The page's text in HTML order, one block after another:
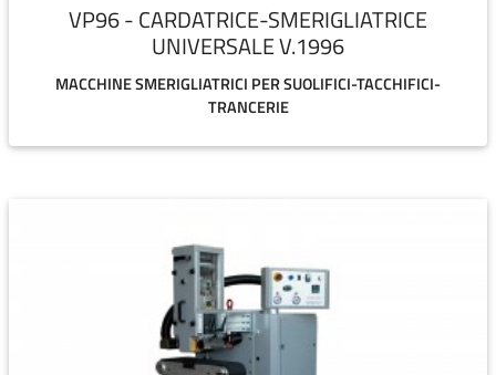
VP96 - CARDATRICE-SMERIGLIATRICE
UNIVERSALE V.1996
MACCHINE SMERIGLIATRICI PER SUOLIFICI-TACCHIFICI-
TRANCERIE